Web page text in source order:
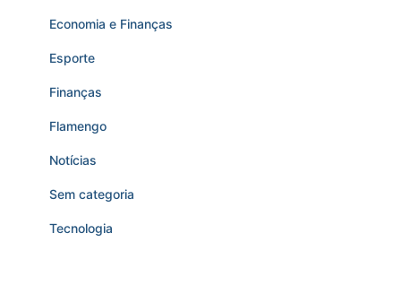
Economia e Finanças
Esporte
Finanças
Flamengo
Notícias
Sem categoria
Tecnologia